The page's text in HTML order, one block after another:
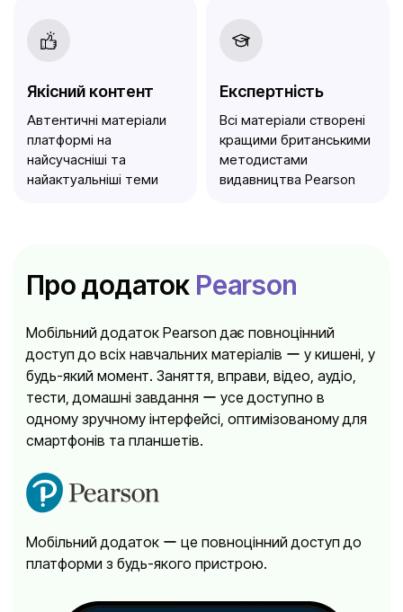
Якісний контент
Автентичні матеріали
платформі на
найсучасніші та
найактуальніші теми
Експертність
Всі матеріали створені
кращими британськими
методистами
видавництва Pearson
Про додаток Pearson
Мобільний додаток Pearson дає повноцінний
доступ до всіх навчальних матеріалів ー у кишені, у
будь-який момент. Заняття, вправи, відео, аудіо,
тести, домашні завдання ー усе доступно в
одному зручному інтерфейсі, оптимізованому для
смартфонів та планшетів.
Мобільний додаток ー це повноцінний доступ до
платформи з будь-якого пристрою.